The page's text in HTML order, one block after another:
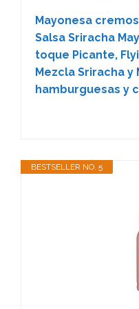
Mayonesa
Salsa Sriracha
toque Picante,
Mezcla Sriracha y
hamburguesas y
BESTSELLER NO. 5